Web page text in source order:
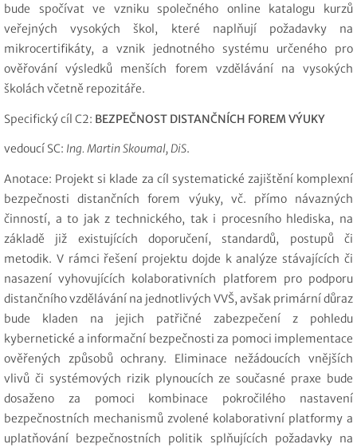
bude spočívat ve vzniku společného online katalogu kurzů
veřejných vysokých škol, které naplňují požadavky na
mikrocertifikáty, a vznik jednotného systému určeného pro
ověřování výsledků menších forem vzdělávání na vysokých
školách včetně repozitáře.
Specifický cíl C2: BEZPEČNOST DISTANČNÍCH FOREM VÝUKY
vedoucí SC: Ing. Martin Skoumal, DiS.
Anotace: Projekt si klade za cíl systematické zajištění komplexní
bezpečnosti distančních forem výuky, vč. přímo návazných
činností, a to jak z technického, tak i procesního hlediska, na
základě již existujících doporučení, standardů, postupů či
metodik. V rámci řešení projektu dojde k analýze stávajících či
nasazení vyhovujících kolaborativních platforem pro podporu
distančního vzdělávání na jednotlivých VVŠ, avšak primární důraz
bude kladen na jejich patřičné zabezpečení z pohledu
kybernetické a informační bezpečnosti za pomoci implementace
ověřených způsobů ochrany. Eliminace nežádoucích vnějších
vlivů či systémových rizik plynoucích ze současné praxe bude
dosaženo za pomoci kombinace pokročilého nastavení
bezpečnostních mechanismů zvolené kolaborativní platformy a
uplatňování bezpečnostních politik splňujících požadavky na